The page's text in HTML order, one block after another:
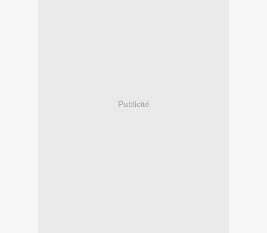
Publicité